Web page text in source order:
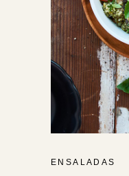
ENSALADAS